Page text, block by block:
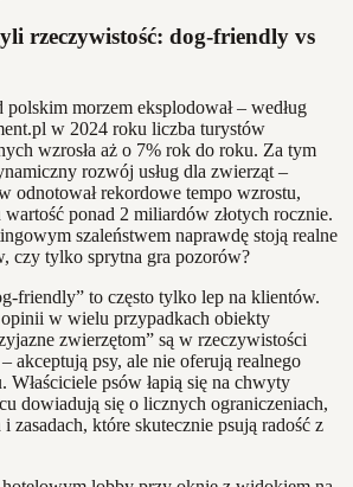
rzeczywistość: dog-friendly vs
morzem eksplodował – według
w 2024 roku liczba turystów
wzrosła aż o 7% rok do roku. Za tym
rozwój usług dla zwierząt –
odnotował rekordowe tempo wzrostu,
ponad 2 miliardów złotych rocznie.
szaleństwem naprawdę stoją realne
czy tylko sprytna gra pozorów?
friendly” to często tylko lep na klientów.
w wielu przypadkach obiekty
zwierzętom” są w rzeczywistości
akceptują psy, ale nie oferują realnego
psów łapią się na chwyty
dowiadują się o licznych ograniczeniach,
zasadach, które skutecznie psują radość z